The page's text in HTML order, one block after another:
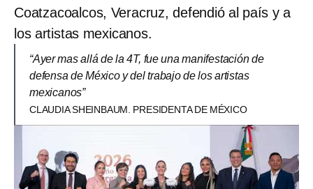
Coatzacoalcos, Veracruz, defendió al país y a
los artistas mexicanos.
“Ayer mas allá de la 4T, fue una manifestación de
defensa de México y del trabajo de los artistas
mexicanos”
CLAUDIA SHEINBAUM. PRESIDENTA DE MÉXICO